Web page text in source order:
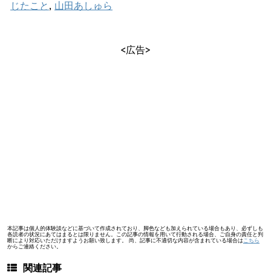
じたこと , 山田あしゅら
<広告>
本記事は個人的体験談などに基づいて作成されており、脚色なども加えられている場合もあり、必ずしも
各読者の状況にあてはまるとは限りません。この記事の情報を用いて行動される場合、ご自身の責任と判
断により対応いただけますようお願い致します。 尚、記事に不適切な内容が含まれている場合はこちら
からご連絡ください。
関連記事